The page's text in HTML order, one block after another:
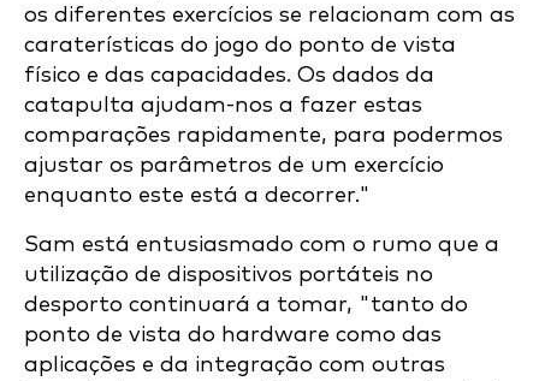
os diferentes exercícios se relacionam com as
caraterísticas do jogo do ponto de vista
físico e das capacidades. Os dados da
catapulta ajudam-nos a fazer estas
comparações rapidamente, para podermos
ajustar os parâmetros de um exercício
enquanto este está a decorrer."
Sam está entusiasmado com o rumo que a
utilização de dispositivos portáteis no
desporto continuará a tomar, "tanto do
ponto de vista do hardware como das
aplicações e da integração com outras